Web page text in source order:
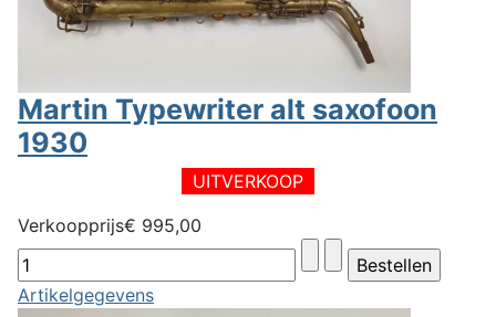
Martin Typewriter alt saxofoon
1930
UITVERKOOP
Verkoopprijs€ 995,00
Artikelgegevens